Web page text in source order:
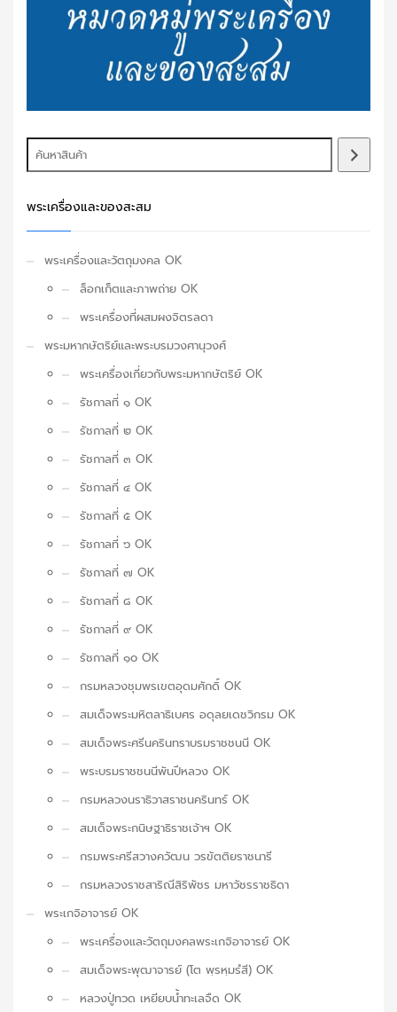
พระเครื่องและของสะสม
พระเครื่องและวัตถุมงคล OK
ล็อกเก็ตและภาพถ่าย OK
พระเครื่องที่ผสมผงจิตรลดา
พระมหากษัตริย์และพระบรมวงศานุวงศ์
พระเครื่องเกี่ยวกับพระมหากษัตริย์ OK
รัชกาลที่ ๑ OK
รัชกาลที่ ๒ OK
รัชกาลที่ ๓ OK
รัชกาลที่ ๔ OK
รัชกาลที่ ๕ OK
รัชกาลที่ ๖ OK
รัชกาลที่ ๗ OK
รัชกาลที่ ๘ OK
รัชกาลที่ ๙ OK
รัชกาลที่ ๑๐ OK
กรมหลวงชุมพรเขตอุดมศักดิ์ OK
สมเด็จพระมหิตลาธิเบศร อดุลยเดชวิกรม OK
สมเด็จพระศรีนครินทราบรมราชชนนี OK
พระบรมราชชนนีพันปีหลวง OK
กรมหลวงนราธิวาสราชนครินทร์ OK
สมเด็จพระกนิษฐาธิราชเจ้าฯ OK
กรมพระศรีสวางควัฒน วรขัตติยราชนารี
กรมหลวงราชสาริณีสิริพัชร มหาวัชรราชธิดา
พระเกจิอาจารย์ OK
พระเครื่องและวัตถุมงคลพระเกจิอาจารย์ OK
สมเด็จพระพุฒาจารย์ (โต พฺรหฺมรํสี) OK
หลวงปู่ทวด เหยียบน้ำทะเลจืด OK